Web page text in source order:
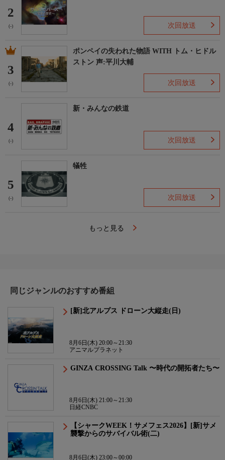
2
(-) 次回放送
3
(-)
ポンペイの失われた物語 WITH トム・ヒドル
ストン 声:平川大輔
次回放送
4
(-)
新・みんなの鉄道
次回放送
5
(-)
犠牲
次回放送
もっと見る
同じジャンルのおすすめ番組
[新]北アルプス ドローン大縦走(日)
8月6日(木) 20:00～21:30
アニマルプラネット
GINZA CROSSING Talk 〜時代の開拓者たち〜
8月6日(木) 21:00～21:30
日経CNBC
【シャークWEEK！サメフェス2026】[新]サメ
襲撃からのサバイバル術(二)
8月6日(木) 23:00～00:00